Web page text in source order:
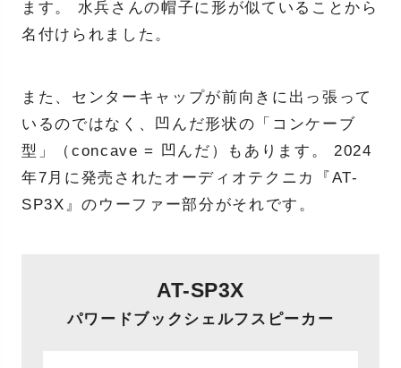
ます。 水兵さんの帽子に形が似ていることから
名付けられました。
また、センターキャップが前向きに出っ張って
いるのではなく、凹んだ形状の「コンケーブ
型」（concave = 凹んだ）もあります。 2024
年7月に発売されたオーディオテクニカ『AT-
SP3X』のウーファー部分がそれです。
AT-SP3X
パワードブックシェルフスピーカー